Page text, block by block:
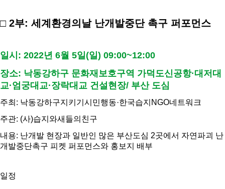
□ 2부: 세계환경의날 난개발중단 촉구 퍼포먼스
일시: 2022년 6월 5일(일) 09:00~12:00
장소: 낙동강하구 문화재보호구역 가덕도신공항·대저대
교·엄궁대교·장락대교 건설현장/ 부산 도심
주최: 낙동강하구지키기시민행동·한국습지NGO네트워크
주관: (사)습지와새들의친구
내용: 난개발 현장과 일반인 많은 부산도심 2곳에서 자연파괴 난
개발중단촉구 피켓 퍼포먼스와 홍보지 배부
일정